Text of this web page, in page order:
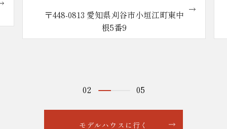
の家
市小垣江町東中
9
〒472-0034 愛知県知立市弘
02 05
モデルハウスに行く